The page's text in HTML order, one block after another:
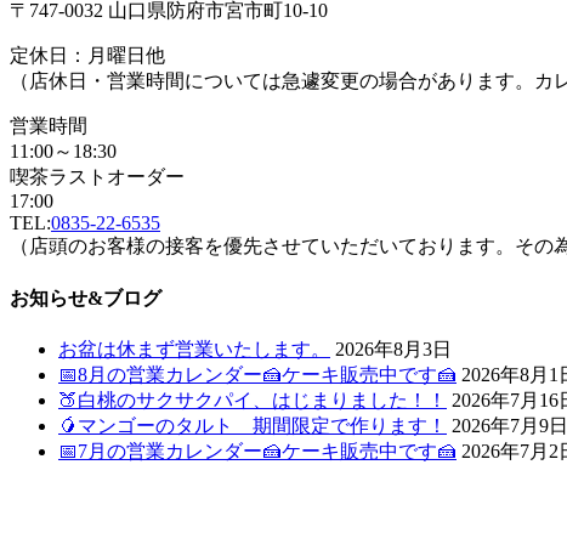
〒747-0032 山口県防府市宮市町10-10
定休日：月曜日他
（店休日・営業時間については急遽変更の場合があります。
営業時間
11:00～18:30
喫茶ラストオーダー
17:00
TEL:0835-22-6535
（店頭のお客様の接客を優先させていただいております。そ
お知らせ&ブログ
お盆は休まず営業いたします。
2026年8月3日
📅8月の営業カレンダー🍰ケーキ販売中です🍰 2026年8月1
🍑白桃のサクサクパイ、はじまりました！！
2026年7月16
🥭マンゴーのタルト 期間限定で作ります！
2026年7月9日
📅7月の営業カレンダー🍰ケーキ販売中です🍰 2026年7月2